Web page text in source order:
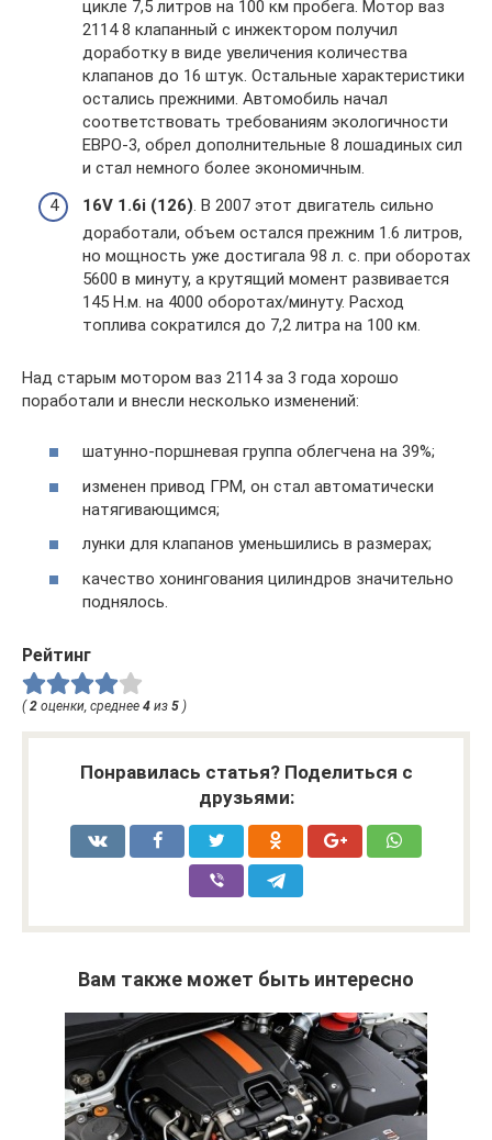
цикле 7,5 литров на 100 км пробега. Мотор ваз
2114 8 клапанный с инжектором получил
доработку в виде увеличения количества
клапанов до 16 штук. Остальные характеристики
остались прежними. Автомобиль начал
соответствовать требованиям экологичности
ЕВРО-3, обрел дополнительные 8 лошадиных сил
и стал немного более экономичным.
16V 1.6і (126) . В 2007 этот двигатель сильно
доработали, объем остался прежним 1.6 литров,
но мощность уже достигала 98 л. с. при оборотах
5600 в минуту, а крутящий момент развивается
145 Н.м. на 4000 оборотах/минуту. Расход
топлива сократился до 7,2 литра на 100 км.
Над старым мотором ваз 2114 за 3 года хорошо
поработали и внесли несколько изменений:
шатунно-поршневая группа облегчена на 39%;
изменен привод ГРМ, он стал автоматически
натягивающимся;
лунки для клапанов уменьшились в размерах;
качество хонингования цилиндров значительно
поднялось.
Рейтинг
( 2 оценки, среднее 4 из 5 )
Понравилась статья? Поделиться с
друзьями:
Вам также может быть интересно